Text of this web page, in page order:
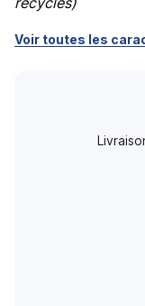
Voir toutes les